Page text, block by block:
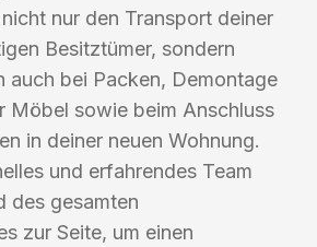
nur den Transport deiner
Besitztümer, sondern
auch bei Packen, Demontage
Möbel sowie beim Anschluss
in deiner neuen Wohnung.
und erfahrendes Team
des gesamten
zur Seite, um einen